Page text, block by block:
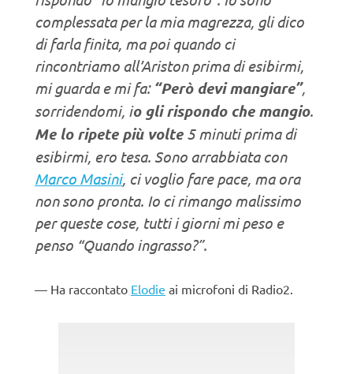
complessata per la mia magrezza, gli dico
di farla finita, ma poi quando ci
rincontriamo all’Ariston prima di esibirmi,
mi guarda e mi fa: “Però devi mangiare”,
sorridendomi, io gli rispondo che mangio.
Me lo ripete più volte 5 minuti prima di
esibirmi, ero tesa. Sono arrabbiata con
Marco Masini, ci voglio fare pace, ma ora
non sono pronta. Io ci rimango malissimo
per queste cose, tutti i giorni mi peso e
penso “Quando ingrasso?”.
Ha raccontato Elodie ai microfoni di Radio2.